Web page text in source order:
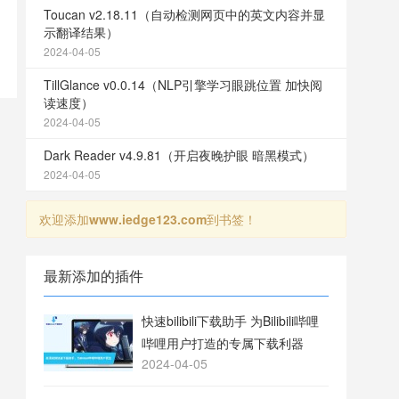
Toucan v2.18.11（自动检测网页中的英文内容并显
示翻译结果）
2024-04-05
TillGlance v0.0.14（NLP引擎学习眼跳位置 加快阅
读速度）
2024-04-05
Dark Reader v4.9.81（开启夜晚护眼 暗黑模式）
2024-04-05
欢迎添加www.iedge123.com到书签！
最新添加的插件
快速bilibili下载助手 为Bilibili哔哩
哔哩用户打造的专属下载利器
2024-04-05